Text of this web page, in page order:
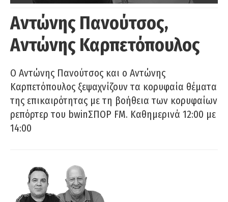
Αντώνης Πανούτσος,
Αντώνης Καρπετόπουλος
Ο Αντώνης Πανούτσος και ο Αντώνης
Καρπετόπουλος ξεψαχνίζουν τα κορυφαία θέματα
της επικαιρότητας με τη βοήθεια των κορυφαίων
ρεπόρτερ του bwinΣΠΟΡ FM. Καθημερινά 12:00 με
14:00